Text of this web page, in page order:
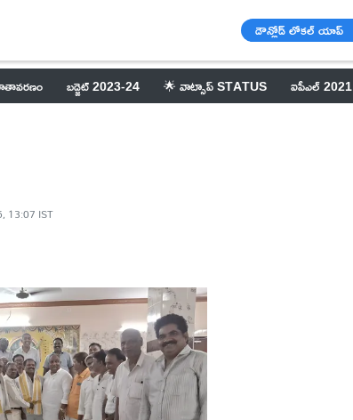
డౌన్లోడ్ లోకల్ యాప్
బడ్జెట్ 2023-24 🌟 వాట్సాప్ STATUS ఐపీఎల్ 2021
13:07 IST